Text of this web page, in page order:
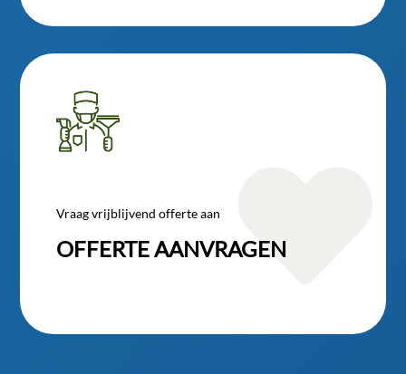
Vraag vrijblijvend offerte aan
OFFERTE AANVRAGEN
